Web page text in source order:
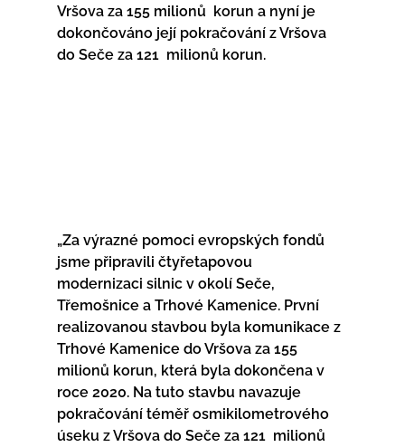
Vršova za 155 milionů  korun a nyní je
dokončováno její pokračování z Vršova
do Seče za 121  milionů korun.
„Za výrazné pomoci evropských fondů
jsme připravili čtyřetapovou
modernizaci silnic v okolí Seče,
Třemošnice a Trhové Kamenice. První
realizovanou stavbou byla komunikace z
Trhové Kamenice do Vršova za 155
milionů korun, která byla dokončena v
roce 2020. Na tuto stavbu navazuje
pokračování téměř osmikilometrového
úseku z Vršova do Seče za 121  milionů